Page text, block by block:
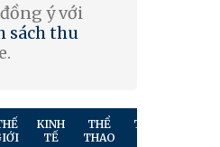
ý với
sách thu
KINH
TẾ
THỂ
THAO
TRUYỀN